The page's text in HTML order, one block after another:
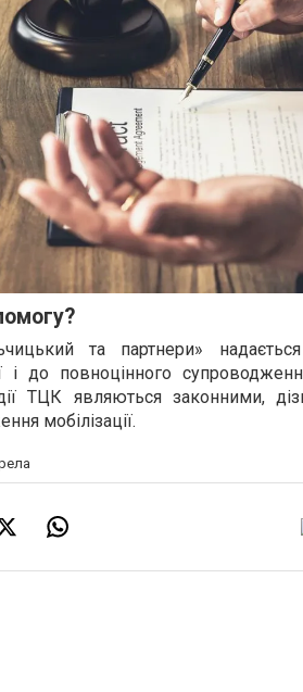
та партнери»
і до повноцінного
ТЦК являються законними,
мобілізації.